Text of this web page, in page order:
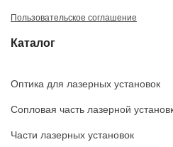
Пользовательское соглашение
Каталог
Оптика для лазерных установок
Сопловая часть лазерной
Части лазерных установок